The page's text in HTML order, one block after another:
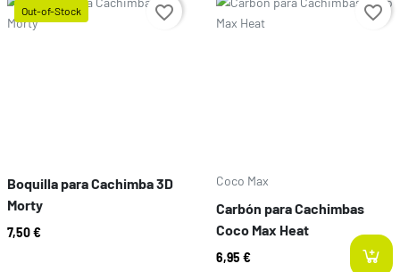
Out-of-Stock
Prix
Boquilla para Cachimba 3D
Morty
7,50 €
favorite_border Prix
Coco Max
Carbón para Cachimbas
Coco Max Heat
6,95 €
favorite_border